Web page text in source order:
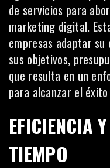
de servicios para
marketing digital.
empresas adaptar
sus objetivos,
que resulta en un
para alcanzar el
EFICIENCIA
TIEMPO